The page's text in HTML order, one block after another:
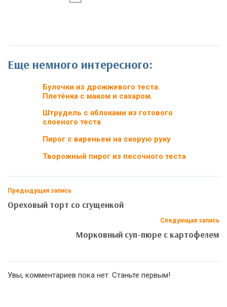
Еще немного интересного:
Булочки из дрожжевого теста.
Плетёнка с маком и сахаром.
Штрудель с яблоками из готового
слоеного теста
Пирог с вареньем на скорую руку
Творожный пирог из песочного теста
Предыдущая запись
Ореховый торт со сгущенкой
Следующая запись
Морковный суп-пюре с картофелем
Увы, комментариев пока нет. Станьте первым!